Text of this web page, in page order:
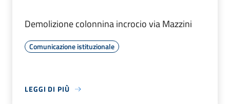
Demolizione colonnina incrocio via Mazzini
Comunicazione istituzionale
LEGGI DI PIÙ